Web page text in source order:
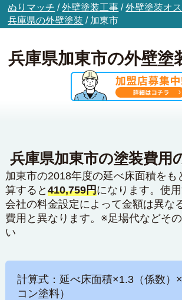
ぬりマッチ /外壁塗装工事 /外壁塗装オ
兵庫県の外壁塗装 / 加東市
兵庫県加東市の外壁塗
兵庫県加東市の塗装費用
加東市の2018年度の延べ床面積をも
算すると 410,759円になります。使
会社の料金設定によって金額は異な
費用と異なります。※足場代などそ
い
計算式：延べ床面積×1.3（係数）
コン塗料）